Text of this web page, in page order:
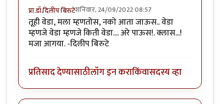
प्रा.डॉ.दिलीप बिरुटेशनिवार, 24/09/2022 08:57
तूही वेडा, मला म्हणतोस, नको आता जाऊस.. वेडा
म्हणजे वेडा म्हणजे किती वेडा.... अरे पाऊस!. क्लास...!
मजा आगया. -दिलीप बिरुटे
प्रतिसाद देण्यासाठीलॉग इन कराकिंवासदस्य व्हा